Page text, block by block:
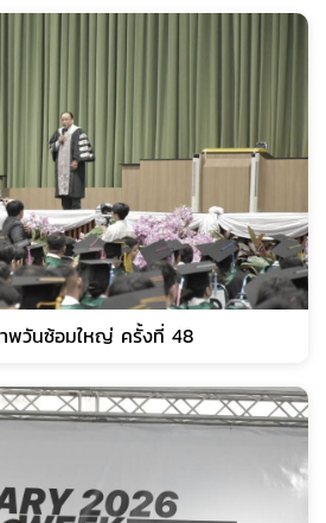
พวันซ้อมใหญ่ ครั้งที่ 48